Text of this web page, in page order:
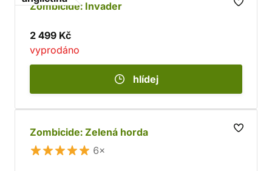
Zombicide: Invader
2 499 Kč
vyprodáno
hlídej
Zombicide: Zelená horda
6×